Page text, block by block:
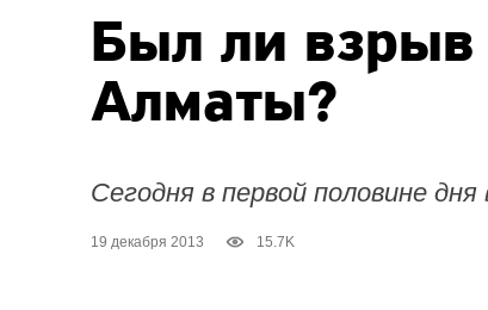
Был ли взрыв
Алматы?
Сегодня в первой половине
19 декабря 2013 15.7K